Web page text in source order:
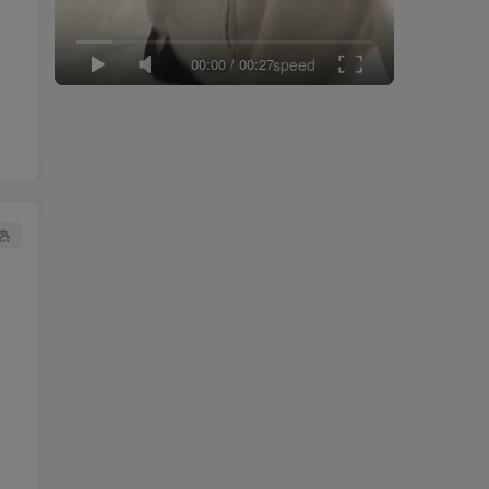
00:00 / 00:27speed